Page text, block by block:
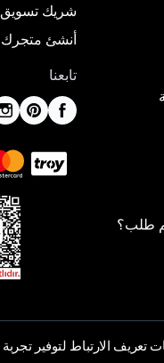
شريك تسويق
أنشئ متجرك
تابعنا
طلب؟
تعريف الارتباط لتوفير تجربة